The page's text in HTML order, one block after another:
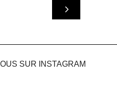
SUR INSTAGRAM